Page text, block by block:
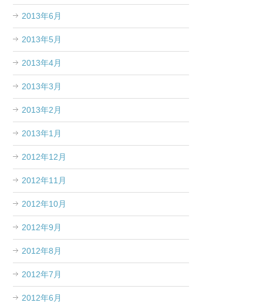
2013年6月
2013年5月
2013年4月
2013年3月
2013年2月
2013年1月
2012年12月
2012年11月
2012年10月
2012年9月
2012年8月
2012年7月
2012年6月